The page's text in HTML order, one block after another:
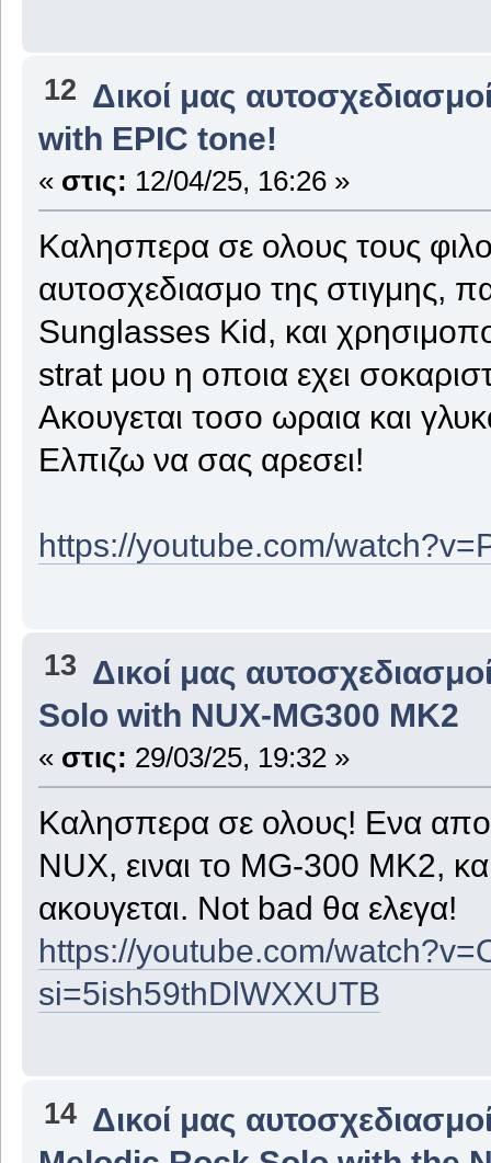
12 Δικοί μας
with EPIC tone!
« στις: 12/04/25, 16:26 »
Καλησπερα σε ολους τους
αυτοσχεδιασμο της στιγμης,
Sunglasses Kid, και
strat μου η οποια εχει
Ακουγεται τοσο ωραια και
Ελπιζω να σας αρεσει!
https://youtube.com/
13 Δικοί μας
Solo with NUX-MG300 MK2
« στις: 29/03/25, 19:32 »
Καλησπερα σε ολους! Ενα απο
NUX, ειναι το MG-300 MK2,
ακουγεται. Not bad θα ελεγα!
https://youtube.com/
si=5ish59thDlWXXUTB
14 Δικοί μας